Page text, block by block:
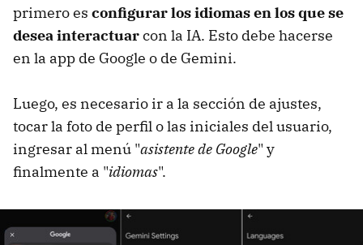
primero es configurar los idiomas en los que se
desea interactuarcon la IA. Esto debe hacerse
en la app de Google o de Gemini.
Luego, es necesario ir a la sección de ajustes,
tocar la foto de perfil o las iniciales del usuario,
ingresar al menú "asistente de Google" y
finalmente a "idiomas".